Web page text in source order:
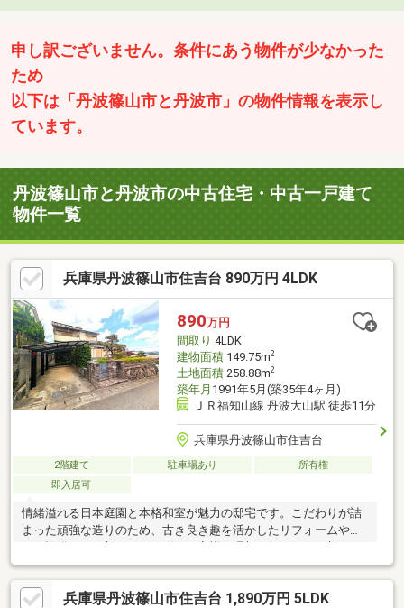
申し訳ございません。条件にあう物件が少なかった
ため
以下は「丹波篠山市と丹波市」の物件情報を表示し
ています。
丹波篠山市と丹波市の中古住宅・中古一戸建て
物件一覧
兵庫県丹波篠山市住吉台 890万円 4LDK
890万円
間取り 4LDK
建物面積149.75m2
土地面積258.88m2
築年月 1991年5月(築35年4ヶ月)
ＪＲ福知山線 丹波大山駅 徒歩11分
兵庫県丹波篠山市住吉台
2階建て 駐車場あり
所有権
即入居可
情緒溢れる日本庭園と本格和室が魅力の邸宅です。こだわりが詰
まった頑強な造りのため、古き良き趣を活かしたリフォームや新
しい設備への一新もスムーズ。お客様の理想の住まいへ一新でき
ますので是非ご相談下さい。
兵庫県丹波篠山市住吉台 1,890万円 5LDK